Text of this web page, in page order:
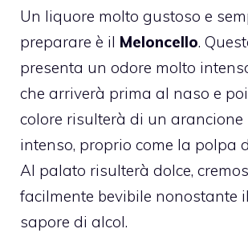
Un liquore molto gustoso e
preparare è il Meloncello.
presenta un odore molto
che arriverà prima al naso e
colore risulterà di un arancione
intenso, proprio come la polpa
Al palato risulterà dolce,
facilmente bevibile nonostante
sapore di alcol.